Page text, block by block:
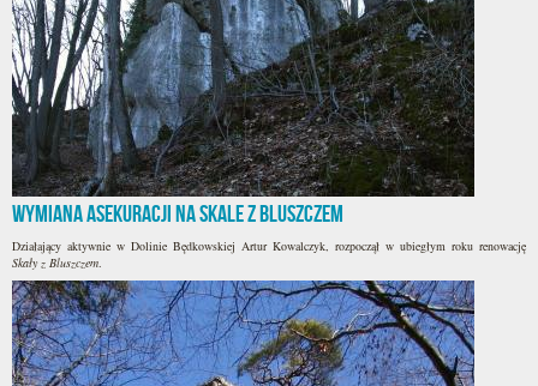
Wymiana asekuracji na Skale z Bluszczem
Działający aktywnie w Dolinie Będkowskiej Artur Kowalczyk, rozpoczął w ubiegłym roku renowację
Skały z Bluszczem.